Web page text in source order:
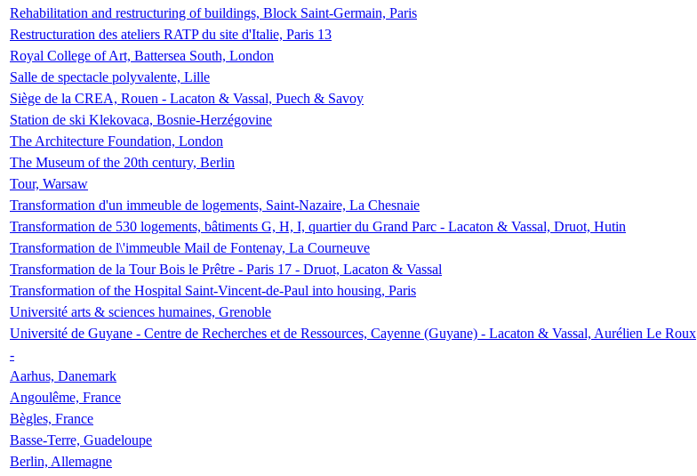
Rehabilitation and restructuring of buildings, Block Saint-Germain, Paris
Restructuration des ateliers RATP du site d'Italie, Paris 13
Royal College of Art, Battersea South, London
Salle de spectacle polyvalente, Lille
Siège de la CREA, Rouen - Lacaton & Vassal, Puech & Savoy
Station de ski Klekovaca, Bosnie-Herzégovine
The Architecture Foundation, London
The Museum of the 20th century, Berlin
Tour, Warsaw
Transformation d'un immeuble de logements, Saint-Nazaire, La Chesnaie
Transformation de 530 logements, bâtiments G, H, I, quartier du Grand Parc - Lacaton & Vassal, Druot, Hutin
Transformation de l\'immeuble Mail de Fontenay, La Courneuve
Transformation de la Tour Bois le Prêtre - Paris 17 - Druot, Lacaton & Vassal
Transformation of the Hospital Saint-Vincent-de-Paul into housing, Paris
Université arts & sciences humaines, Grenoble
Université de Guyane - Centre de Recherches et de Ressources, Cayenne (Guyane) - Lacaton & Vassal, Aurélien Le Roux
-
Aarhus, Danemark
Angoulême, France
Bègles, France
Basse-Terre, Guadeloupe
Berlin, Allemagne